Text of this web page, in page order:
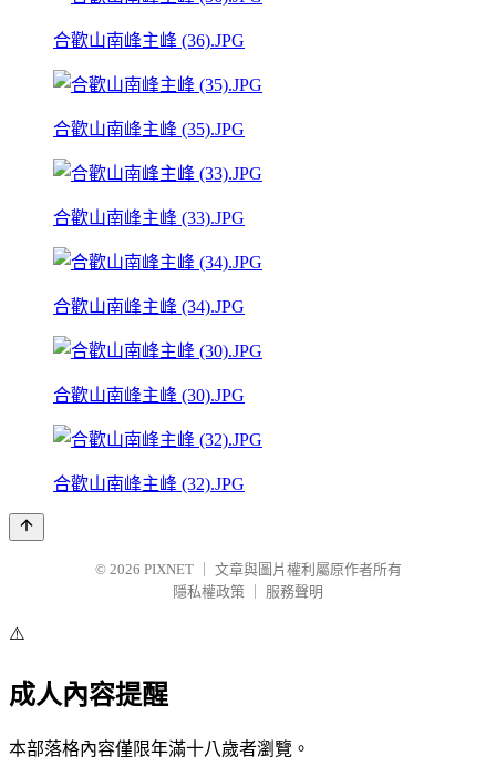
合歡山南峰主峰 (36).JPG
合歡山南峰主峰 (35).JPG
合歡山南峰主峰 (33).JPG
合歡山南峰主峰 (34).JPG
合歡山南峰主峰 (30).JPG
合歡山南峰主峰 (32).JPG
© 2026 PIXNET
文章與圖片權利屬原作者所有
隱私權政策
服務聲明
⚠️
成人內容提醒
本部落格內容僅限年滿十八歲者瀏覽。